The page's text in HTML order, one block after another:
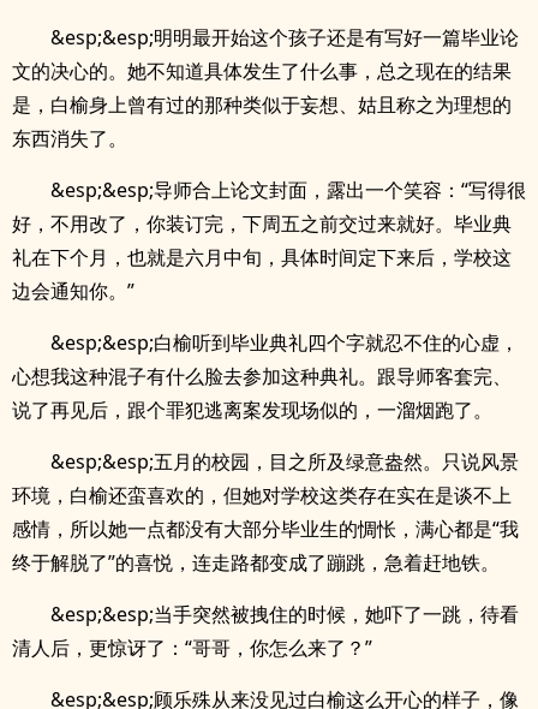
&esp;&esp;明明最开始这个孩子还是有写好一篇毕业论
文的决心的。她不知道具体发生了什么事，总之现在的结果
是，白榆身上曾有过的那种类似于妄想、姑且称之为理想的
东西消失了。
&esp;&esp;导师合上论文封面，露出一个笑容：“写得很
好，不用改了，你装订完，下周五之前交过来就好。毕业典
礼在下个月，也就是六月中旬，具体时间定下来后，学校这
边会通知你。”
&esp;&esp;白榆听到毕业典礼四个字就忍不住的心虚，
心想我这种混子有什么脸去参加这种典礼。跟导师客套完、
说了再见后，跟个罪犯逃离案发现场似的，一溜烟跑了。
&esp;&esp;五月的校园，目之所及绿意盎然。只说风景
环境，白榆还蛮喜欢的，但她对学校这类存在实在是谈不上
感情，所以她一点都没有大部分毕业生的惆怅，满心都是“我
终于解脱了”的喜悦，连走路都变成了蹦跳，急着赶地铁。
&esp;&esp;当手突然被拽住的时候，她吓了一跳，待看
清人后，更惊讶了：“哥哥，你怎么来了？”
&esp;&esp;顾乐殊从来没见过白榆这么开心的样子，像